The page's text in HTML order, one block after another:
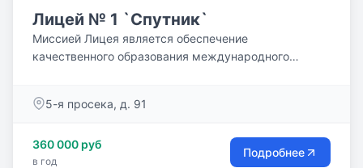
Лицей № 1 `Спутник`
Миссией Лицея является обеспечение
качественного образования международного
5-я просека, д. 91
360 000 руб
в год
Подробнее